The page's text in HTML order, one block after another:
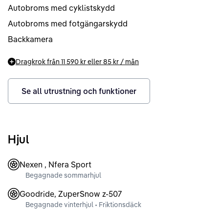
Autobroms med cyklistskydd
Autobroms med fotgängarskydd
Backkamera
Dragkrok från 11 590 kreller85 kr / mån
Se all utrustning och funktioner
Hjul
Nexen , Nfera Sport
Begagnade sommarhjul
Goodride, ZuperSnow z-507
Begagnade vinterhjul • Friktionsdäck